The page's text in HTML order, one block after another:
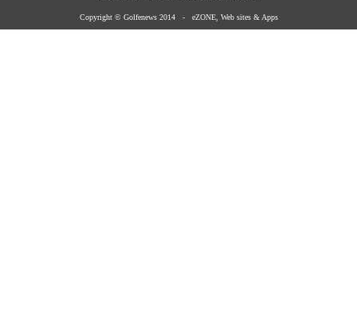
Copyright © Golfenews 2014 - eZONE, Web sites & Apps